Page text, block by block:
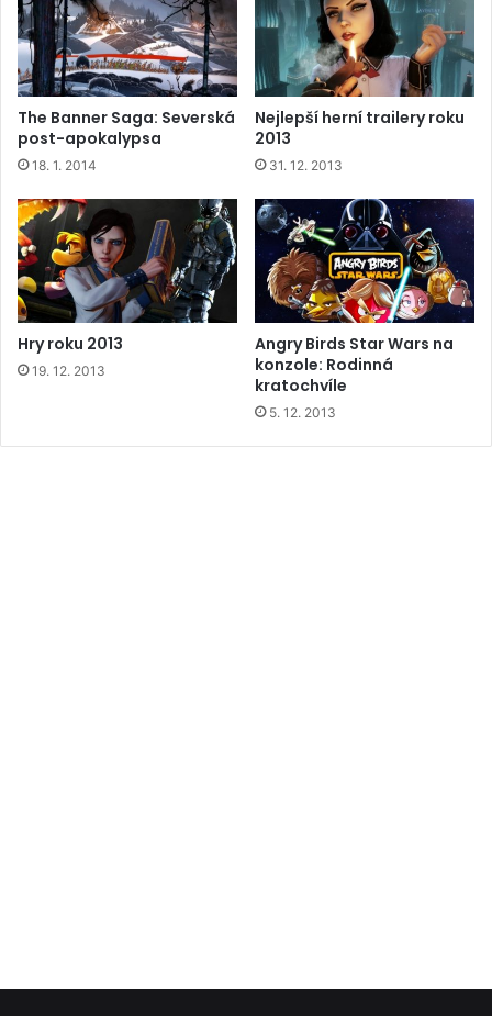
The Banner Saga: Severská
post-apokalypsa
18. 1. 2014
Nejlepší herní trailery roku
2013
31. 12. 2013
Hry roku 2013
19. 12. 2013
Angry Birds Star Wars na
konzole: Rodinná
kratochvíle
5. 12. 2013